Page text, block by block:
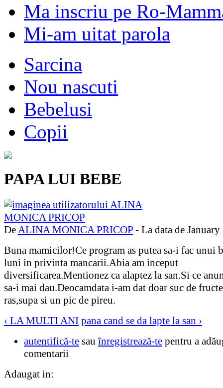
Ma inscriu pe Ro-
Mi-am uitat parola
Sarcina
Nou nascuti
Bebelusi
Copii
PAPA LUI BEBE
DeALINA MONICA PRICOP - La data de
Buna mamicilor!Ce program as putea sa-i fac unui
luni in privinta mancarii.Abia am inceput
diversificarea.Mentionez ca alaptez la san.Si ce
sa-i mai dau.Deocamdata i-am dat doar suc de
ras,supa si un pic de pireu.
‹ LA MULTI ANI pana cand se da lapte la san ›
autentifică-te sauînregistrează-te pentru a
comentarii
Adaugat in: